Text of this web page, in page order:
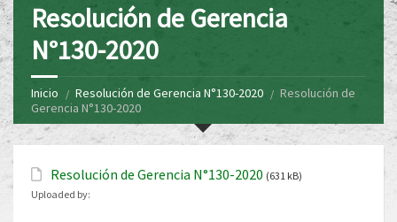
Resolución de Gerencia
N°130-2020
Inicio Resolución de Gerencia N°130-2020
Resolución de
Gerencia N°130-2020
Resolución de Gerencia N°130-2020 (631 kB)
Uploaded by: